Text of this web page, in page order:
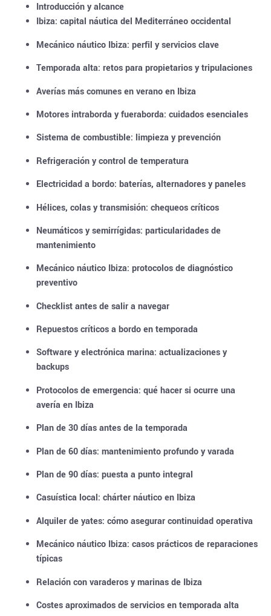
Introducción y alcance
Ibiza: capital náutica del Mediterráneo occidental
Mecánico náutico Ibiza: perfil y servicios clave
Temporada alta: retos para propietarios y tripulaciones
Averías más comunes en verano en Ibiza
Motores intraborda y fueraborda: cuidados esenciales
Sistema de combustible: limpieza y prevención
Refrigeración y control de temperatura
Electricidad a bordo: baterías, alternadores y paneles
Hélices, colas y transmisión: chequeos críticos
Neumáticos y semirrígidas: particularidades de
mantenimiento
Mecánico náutico Ibiza: protocolos de diagnóstico
preventivo
Checklist antes de salir a navegar
Repuestos críticos a bordo en temporada
Software y electrónica marina: actualizaciones y
backups
Protocolos de emergencia: qué hacer si ocurre una
avería en Ibiza
Plan de 30 días antes de la temporada
Plan de 60 días: mantenimiento profundo y varada
Plan de 90 días: puesta a punto integral
Casuística local: chárter náutico en Ibiza
Alquiler de yates: cómo asegurar continuidad operativa
Mecánico náutico Ibiza: casos prácticos de reparaciones
típicas
Relación con varaderos y marinas de Ibiza
Costes aproximados de servicios en temporada alta